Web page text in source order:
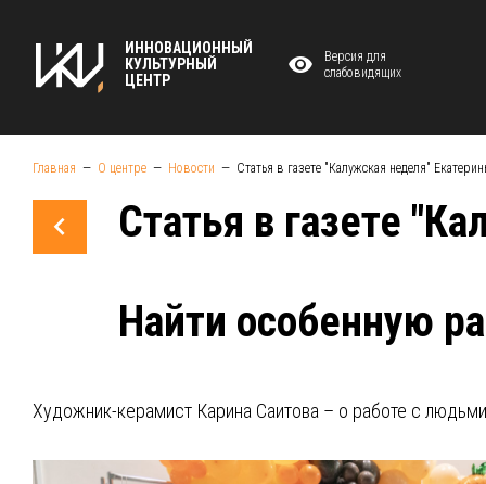
ИННОВАЦИОННЫЙ
КУЛЬТУРНЫЙ
ЦЕНТР
Версия для
слабовидящих
Главная О центре Новости Статья в газете "Калужская неделя"
Статья в газете
Найти особенную
Художник-керамист Карина Саитова – о работе с